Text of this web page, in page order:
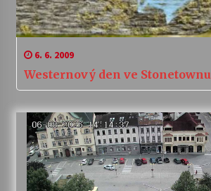
6. 6. 2009
Westernový den ve Stonetownu